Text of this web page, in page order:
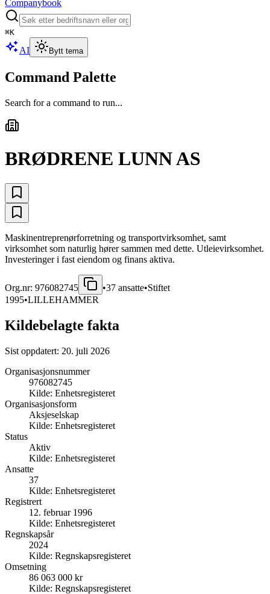
Companybook
⌘K
AI Bytt tema
Command Palette
Search for a command to run...
BRØDRENE LUNN AS
Maskinentreprenørforretning og transportvirksomhet, samt
virksomhet som naturlig hører sammen med dette. Utleievirksomhet.
Investeringer i fast eiendom og finans aktiva.
Org.nr: 976082745 •37 ansatte•Stiftet
1995•LILLEHAMMER
Kildebelagte fakta
Sist oppdatert: 20. juli 2026
Organisasjonsnummer
976082745
Kilde: Enhetsregisteret
Organisasjonsform
Aksjeselskap
Kilde: Enhetsregisteret
Status
Aktiv
Kilde: Enhetsregisteret
Ansatte
37
Kilde: Enhetsregisteret
Registrert
12. februar 1996
Kilde: Enhetsregisteret
Regnskapsår
2024
Kilde: Regnskapsregisteret
Omsetning
86 063 000 kr
Kilde: Regnskapsregisteret